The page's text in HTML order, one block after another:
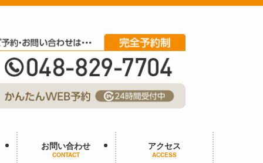
お問い合わせ
CONTACT
アクセス
ACCESS